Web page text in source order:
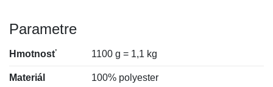
Parametre
Hmotnosť 1100 g = 1,1 kg
Materiál 100% polyester